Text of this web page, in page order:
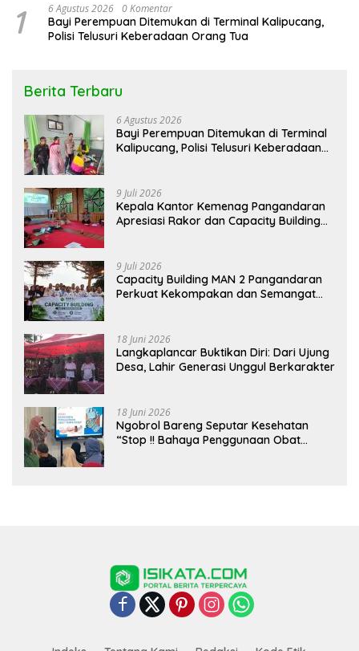
1 6 Agustus 2026 0 Komentar
Bayi Perempuan Ditemukan di Terminal Kalipucang,
Polisi Telusuri Keberadaan Orang Tua
Berita Terbaru
6 Agustus 2026
Bayi Perempuan Ditemukan di Terminal
Kalipucang, Polisi Telusuri Keberadaan
9 Juli 2026
Kepala Kantor Kemenag Pangandaran
Apresiasi Rakor dan Capacity Building
9 Juli 2026
Capacity Building MAN 2 Pangandaran
Perkuat Kekompakan dan Semangat
18 Juni 2026
Langkaplancar Buktikan Diri: Dari Ujung
Desa, Lahir Generasi Unggul Berkarakter
18 Juni 2026
Ngobrol Bareng Seputar Kesehatan
“Stop !! Bahaya Penggunaan Obat